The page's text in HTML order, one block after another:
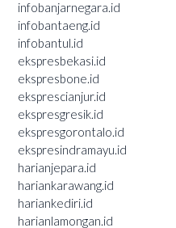
infobanjarnegara.id
infobantaeng.id
infobantul.id
ekspresbekasi.id
ekspresbone.id
eksprescianjur.id
ekspresgresik.id
ekspresgorontalo.id
ekspresindramayu.id
harianjepara.id
hariankarawang.id
hariankediri.id
harianlamongan.id